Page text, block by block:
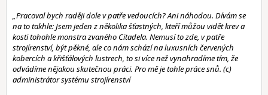
„Pracoval bych raději dole v patře vedoucích? Ani náhodou. Dívám se
na to takhle: Jsem jeden z několika šťastných, kteří můžou vidět krev a
kosti tohohle monstra zvaného Citadela. Nemusí to zde, v patře
strojírenství, být pěkné, ale co nám schází na luxusních červených
kobercích a křišťálových lustrech, to si více než vynahradíme tím, že
odvádíme nějakou skutečnou práci. Pro mě je tohle práce snů. (c)
administrátor systému strojírenství